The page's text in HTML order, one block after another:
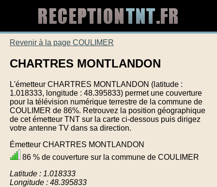
Revenir à la page COULIMER
CHARTRES MONTLANDON
L'émetteur CHARTRES MONTLANDON (latitude :
1.018333, longitude : 48.395833) permet une couverture
pour la télévision numérique terrestre de la commune de
COULIMER de 86%. Retrouvez la position géographique
de cet émetteur TNT sur la carte ci-dessous puis dirigez
votre antenne TV dans sa direction.
Émetteur CHARTRES MONTLANDON
86 % de couverture sur la commune de COULIMER
Latitude : 1.018333
Longitude : 48.395833